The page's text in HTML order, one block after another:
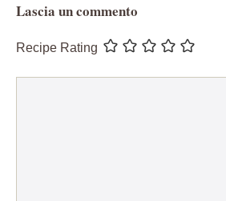
Lascia un commento
Recipe Rating